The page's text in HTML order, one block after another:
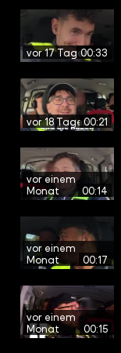
vor 17 Tagen00:33
vor 18 Tagen00:21
vor einem
Monat
00:14
vor einem
Monat
00:17
vor einem
Monat
00:15